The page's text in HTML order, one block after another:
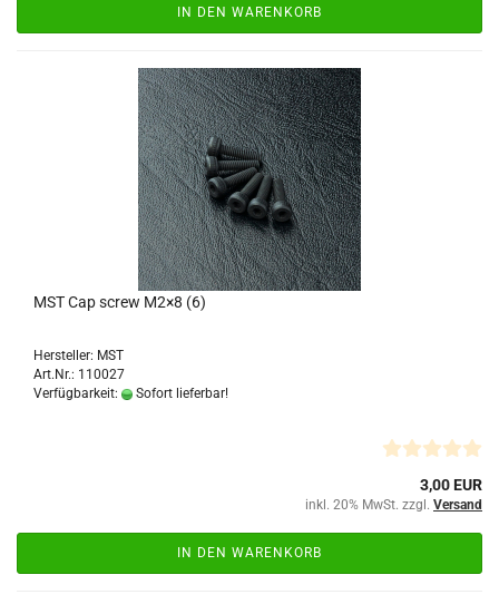
IN DEN WARENKORB
MST Cap screw M2×8 (6)
Hersteller: MST
Art.Nr.: 110027
Verfügbarkeit:
Sofort lieferbar!
3,00 EUR
inkl. 20% MwSt. zzgl. Versand
IN DEN WARENKORB